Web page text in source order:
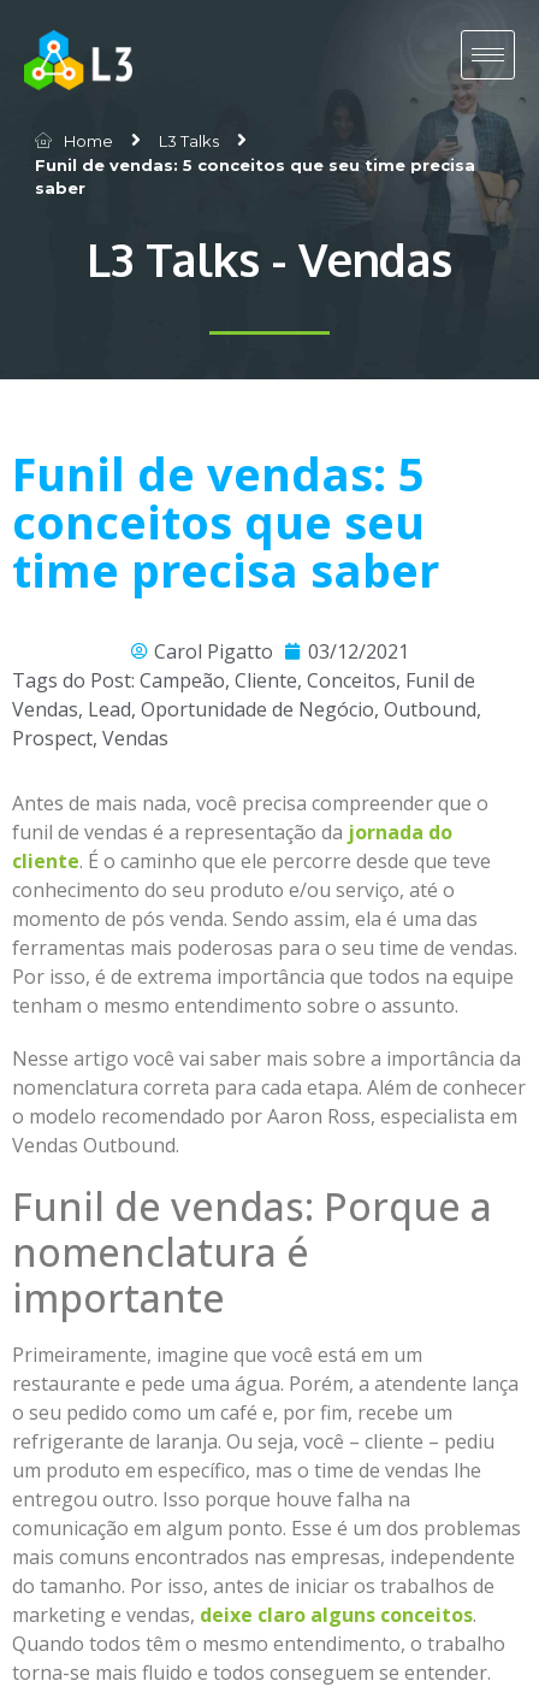
Home
L3 Talks
Funil de vendas: 5 conceitos que seu time precisa
saber
L3 Talks - Vendas
Funil de vendas: 5
conceitos que seu
time precisa saber
Carol Pigatto
03/12/2021
Tags do Post: Campeão, Cliente, Conceitos, Funil de
Vendas, Lead, Oportunidade de Negócio, Outbound,
Prospect, Vendas
Antes de mais nada, você precisa compreender que o
funil de vendas é a representação da jornada do
cliente. É o caminho que ele percorre desde que teve
conhecimento do seu produto e/ou serviço, até o
momento de pós venda. Sendo assim, ela é uma das
ferramentas mais poderosas para o seu time de vendas.
Por isso, é de extrema importância que todos na equipe
tenham o mesmo entendimento sobre o assunto.
Nesse artigo você vai saber mais sobre a importância da
nomenclatura correta para cada etapa. Além de conhecer
o modelo recomendado por Aaron Ross, especialista em
Vendas Outbound.
Funil de vendas: Porque a
nomenclatura é
importante
Primeiramente, imagine que você está em um
restaurante e pede uma água. Porém, a atendente lança
o seu pedido como um café e, por fim, recebe um
refrigerante de laranja. Ou seja, você – cliente – pediu
um produto em específico, mas o time de vendas lhe
entregou outro. Isso porque houve falha na
comunicação em algum ponto. Esse é um dos problemas
mais comuns encontrados nas empresas, independente
do tamanho. Por isso, antes de iniciar os trabalhos de
marketing e vendas, deixe claro alguns conceitos.
Quando todos têm o mesmo entendimento, o trabalho
torna-se mais fluido e todos conseguem se entender.